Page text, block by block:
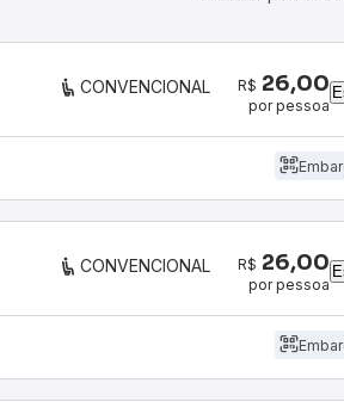
CONVENCIONAL R$ 26,00
por pessoa
CONVENCIONAL R$ 26,00
por pessoa